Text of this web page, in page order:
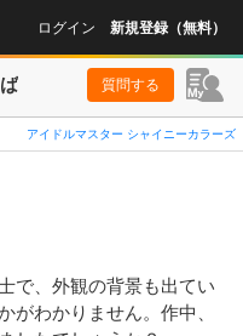
ログイン 新規登録（無料）
質問する
アイドルマスター シャイニーカラーズ
で、外観の背景も出てい
がわかりません。作中、